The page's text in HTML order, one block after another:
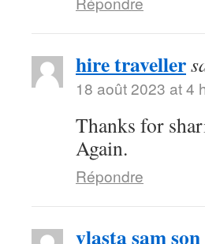
hire traveller
18 août 2023 at 4
Thanks for
Again.
Répondre
vlasta sam son